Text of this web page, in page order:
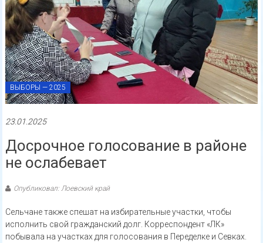
ВЫБОРЫ — 2025
23.01.2025
Досрочное голосование в районе
не ослабевает
Опубликовал: Лоевский край
Сельчане также спешат на избирательные участки, чтобы
исполнить свой гражданский долг. Корреспондент «ЛК»
побывала на участках для голосования в Переделке и Севках.